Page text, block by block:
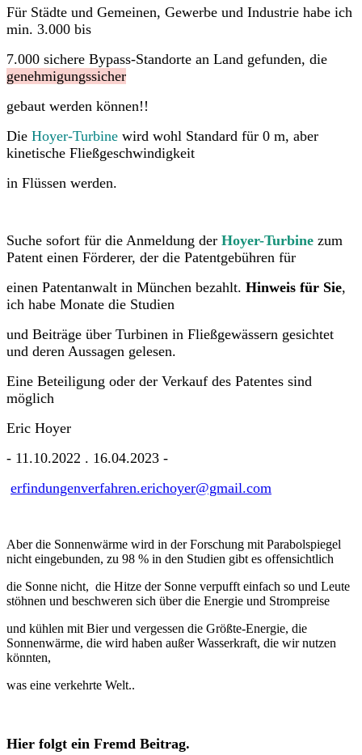
Für Städte und Gemeinen, Gewerbe und Industrie habe ich
min. 3.000 bis
7.000 sichere Bypass-Standorte an Land gefunden, die
genehmigungssicher
gebaut werden können!!
Die Hoyer-Turbine wird wohl Standard für 0 m, aber
kinetische Fließgeschwindigkeit
in Flüssen werden.
Suche sofort für die Anmeldung der Hoyer-Turbine zum
Patent einen Förderer, der die Patentgebühren für
einen Patentanwalt in München bezahlt. Hinweis für Sie,
ich habe Monate die Studien
und Beiträge über Turbinen in Fließgewässern gesichtet
und deren Aussagen gelesen.
Eine Beteiligung oder der Verkauf des Patentes sind
möglich
Eric Hoyer
- 11.10.2022 . 16.04.2023 -
erfindungenverfahren.erichoyer@gmail.com
Aber die Sonnenwärme wird in der Forschung mit Parabolspiegel
nicht eingebunden, zu 98 % in den Studien gibt es offensichtlich
die Sonne nicht, die Hitze der Sonne verpufft einfach so und Leute
stöhnen und beschweren sich über die Energie und Strompreise
und kühlen mit Bier und vergessen die Größte-Energie, die
Sonnenwärme, die wird haben außer Wasserkraft, die wir nutzen
könnten,
was eine verkehrte Welt..
Hier folgt ein Fremd Beitrag.